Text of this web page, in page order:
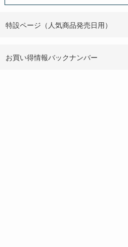
特設ページ（人気商品発売日用）
お買い得情報バックナンバー